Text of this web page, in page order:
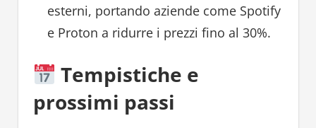
esterni, portando aziende come Spotify
e Proton a ridurre i prezzi fino al 30%.
Tempistiche e
prossimi passi